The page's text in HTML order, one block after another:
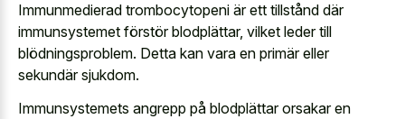
Immunmedierad trombocytopeni är ett tillstånd där
immunsystemet förstör blodplättar, vilket leder till
blödningsproblem. Detta kan vara en primär eller
sekundär sjukdom.
Immunsystemets angrepp på blodplättar orsakar en